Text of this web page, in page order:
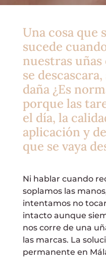
Una cosa que
sucede
nuestras uñas
se
daña ¿Es
porque las
el día, la
aplicación y
que se vaya
Ni hablar cuando
soplamos las
intentamos no
intacto aunque
nos corre de una
las marcas. La
permanente en